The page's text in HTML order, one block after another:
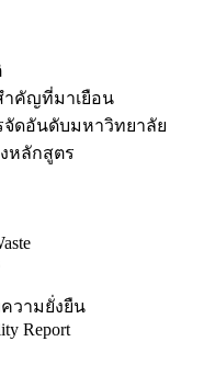
คัญที่มาเยือน
จัดอันดับมหาวิทยาลัย
หลักสูตร
วามยั่งยืน
Report